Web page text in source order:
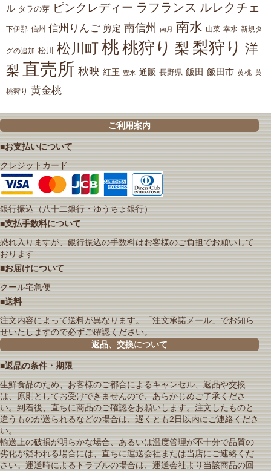
ル タラの芽 ピンクレディー ラフランス ルレクチェ
下伊那 信州 信州りんご 剪定 南信州 南月 南水 山菜 幸水 新規タ
グの追加 松川 松川町 桃桃狩り 梨 梨狩り 洋
梨 直売所 秋映 紅玉 豊水 通販 長野県 飯田 飯田市 黄桃 黄
桃狩り 黄金桃
ご利用案内
■お支払いについて
クレジットカード
銀行振込（八十二銀行・ゆうちょ銀行）
■支払手数料について
恐れ入りますが、銀行振込の手数料はお客様のご負担でお願いして
おります
■お届けについて
クール宅急便
■送料
注文内容によって送料が異なります。「注文承諾メール」でお知ら
せいたしますので必ずご確認ください。
返品、交換について
■返品の条件・期限
生鮮食品のため、お客様のご都合によるキャンセル、返品や交換
は、原則としてお受けできませんので、あらかじめご了承くださ
い。到着後、直ちに商品のご確認をお願いします。注文したものと
違うものが送られるなどの場合は、遅くとも2日以内にご連絡くださ
い。
輸送上の破損が明らかな場合、あるいは温度管理が不十分で品質の
劣化が疑われる場合には、直ちに運送会社または当店にご連絡くだ
さい。運送時によるトラブルの場合は、運送会社より当該商品の回